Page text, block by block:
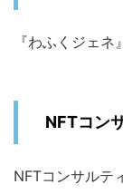
『わふくジェ
NFTコン
NFTコンサルテ